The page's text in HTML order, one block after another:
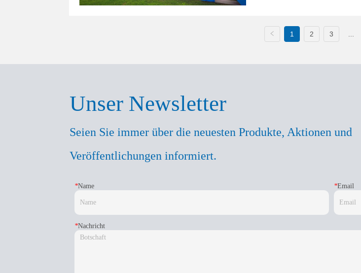
1 2 3
Unser Newsletter
Seien Sie immer über die neuesten Produkte, Aktionen und
Veröffentlichungen informiert.
*Name *Email
*Nachricht